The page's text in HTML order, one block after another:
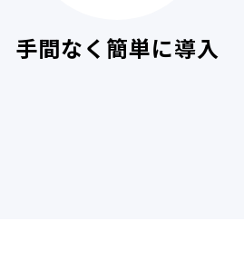
手間なく簡単に導入